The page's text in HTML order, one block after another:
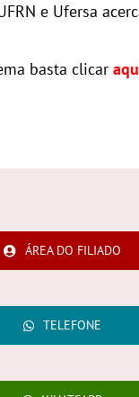
e Ufersa
basta clicar
ÁREA DO FILIADO
TELEFONE